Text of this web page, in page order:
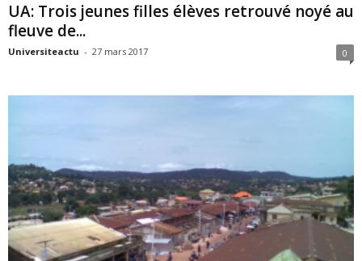
UA: Trois jeunes filles élèves retrouvé noyé au
fleuve de...
Universiteactu - 27 mars 2017 0